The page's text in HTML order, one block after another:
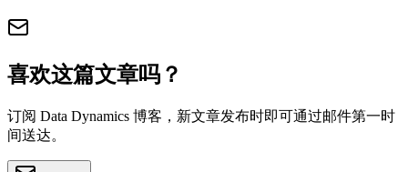
喜欢这篇文章吗？
订阅 Data Dynamics 博客，新文章发布时即可通过邮件第一时
间送达。